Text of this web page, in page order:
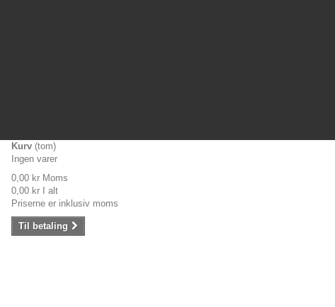
Kurv (tom)
Ingen varer
0,00 kr Moms
0,00 kr
I alt
Priserne er inklusiv moms
Til betaling